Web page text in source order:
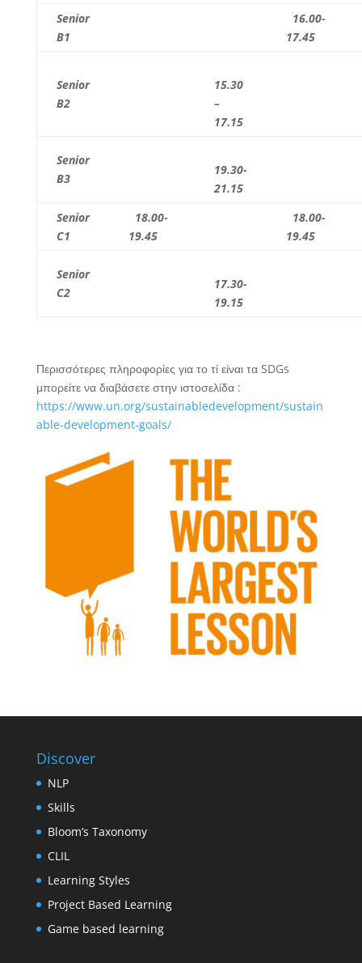
Senior
B1
16.00-
17.45
Senior
B2
15.30
–
17.15
Senior
B3
19.30-
21.15
Senior
C1
18.00-
19.45
18.00-
19.45
Senior
C2
17.30-
19.15
Περισσότερες πληροφορίες για το τί είναι τα SDGs
μπορείτε να διαβάσετε στην ιστοσελίδα :
https://www.un.org/sustainabledevelopment/sustain
able-development-goals/
Discover
NLP
Skills
Bloom’s Taxonomy
CLIL
Learning Styles
Project Based Learning
Game based learning